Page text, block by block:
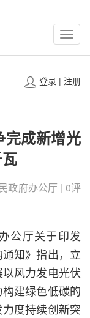
登录| 注册
完成新增光
政府办公厅 | 0评
公厅关于印发
知》指出，立
风力发电光伏
建绿色低碳的
度持续创新突